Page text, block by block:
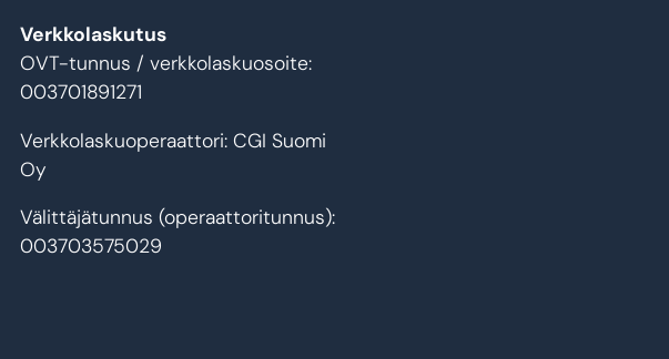
Verkkolaskutus
OVT-tunnus / verkkolaskuosoite:
003701891271
Verkkolaskuoperaattori: CGI Suomi
Oy
Välittäjätunnus (operaattoritunnus):
003703575029